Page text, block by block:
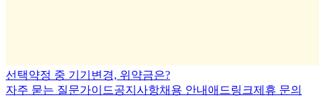
선택약정 중 기기변경, 위약금은?
자주 묻는 질문가이드공지사항채용 안내 애드링크제휴 문의